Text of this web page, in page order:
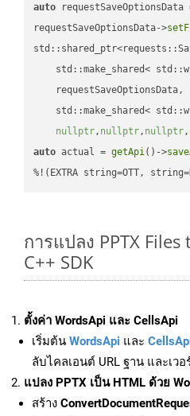
auto
requestSaveOptionsData->
std::make_shared<
    requestSaveOptionsData,
std::make_shared<
nullptr, nullptr, nullptr,
auto actual = getApi()->
%!(EXTRA string=OTT,
การแปลง PPTX
C++ SDK
ตั้งค่า WordsApi และ CellsApi
เริ่มต้น WordsApi และ
ลับไคลเอนต์ URL ฐาน และเว
แปลง PPTX เป็น HTML ด้วย
สร้าง